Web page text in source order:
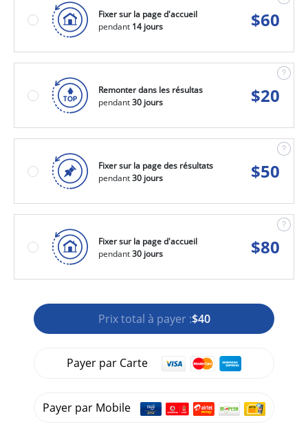
Fixer sur la page d'accueil
pendant 14 jours $60
Remonter dans les résultas
pendant30 jours $20
Fixer sur la page des résultats
pendant30 jours $50
Fixer sur la page d'accueil
pendant30 jours $80
Prix total à payer :$40
Payer par Carte
Payer par Mobile